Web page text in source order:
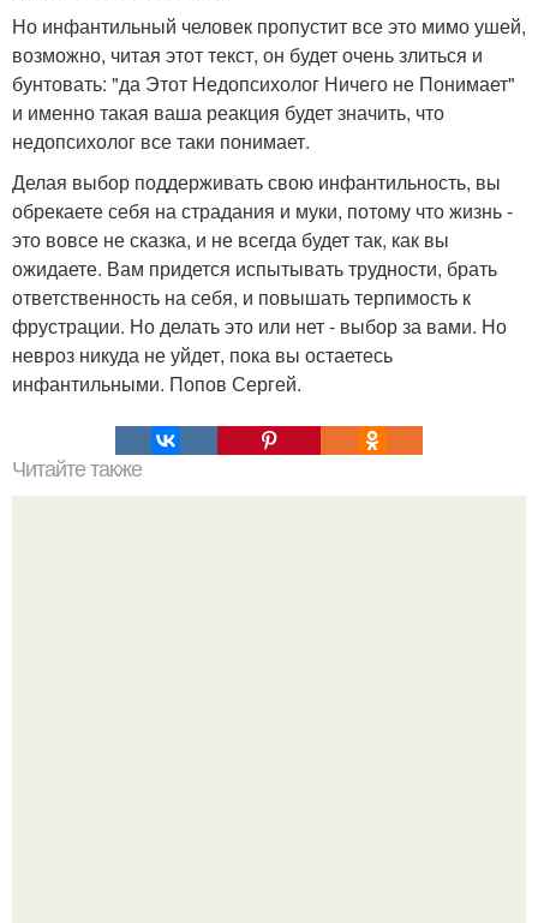
Но инфантильный человек пропустит все это мимо ушей,
возможно, читая этот текст, он будет очень злиться и
бунтовать: "да Этот Недопсихолог Ничего не Понимает"
и именно такая ваша реакция будет значить, что
недопсихолог все таки понимает.
Делая выбор поддерживать свою инфантильность, вы
обрекаете себя на страдания и муки, потому что жизнь -
это вовсе не сказка, и не всегда будет так, как вы
ожидаете. Вам придется испытывать трудности, брать
ответственность на себя, и повышать терпимость к
фрустрации. Но делать это или нет - выбор за вами. Но
невроз никуда не уйдет, пока вы остаетесь
инфантильными. Попов Сергей.
Читайте также